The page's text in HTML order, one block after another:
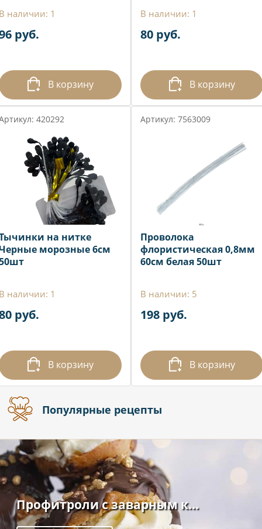
наличии: 1
руб.
В корзину
В наличии: 1
80 руб.
В корзину
420292
на нитке
морозные 6см
наличии: 1
руб.
В корзину
Артикул: 7563009
Проволока
флористическая 0,8мм
60см белая 50шт
В наличии: 5
198 руб.
В корзину
Популярные рецепты
Профитроли с заварным к...